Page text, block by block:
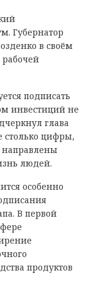
Губернатор
в своём
подписать
инвестиций не
глава
столько цифры,
направлены
людей.
особенно
В первой
продуктов